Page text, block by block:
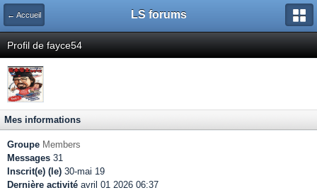
← Accueil LS forums
Profil de fayce54
Mes informations
Groupe Members
Messages 31
Inscrit(e) (le) 30-mai 19
Dernière activité avril 01 2026 06:37